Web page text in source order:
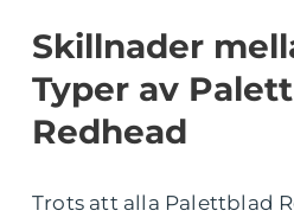
Skillnader
Typer av
Redhead
Trots att alla Palettblad